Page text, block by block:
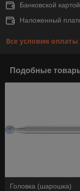
Банковской картой
Наложенный
Все условия оплаты
Подобные
Головка (шарошка)